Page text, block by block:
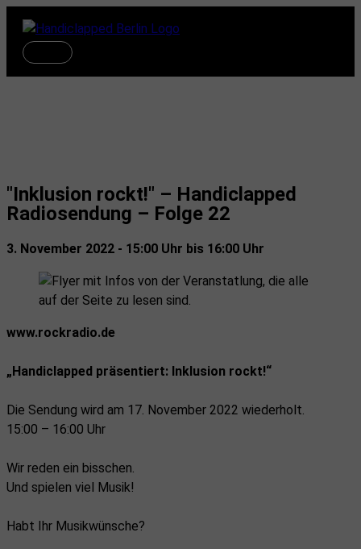
Inhalt
springen
Hauptmenü
"Inklusion rockt!" – Handiclapped
Radiosendung – Folge 22
3. November 2022 - 15:00 Uhr bis 16:00 Uhr
www.rockradio.de
„Handiclapped präsentiert: Inklusion rockt!“
Die Sendung wird am 17. November 2022 wiederholt.
15:00 – 16:00 Uhr
Wir reden ein bisschen.
Und spielen viel Musik!
Habt Ihr Musikwünsche?